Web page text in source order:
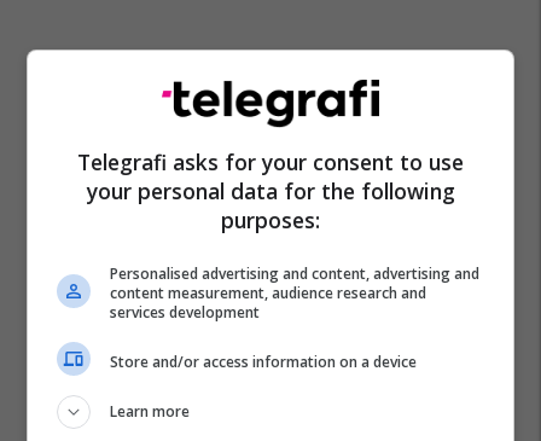
Telegrafi asks for your consent to use
your personal data for the following
purposes:
Personalised advertising and content, advertising and
content measurement, audience research and
services development
Store and/or access information on a device
Learn more